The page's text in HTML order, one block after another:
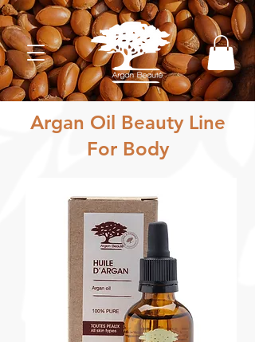
Argan Oil Beauty Line
For Body